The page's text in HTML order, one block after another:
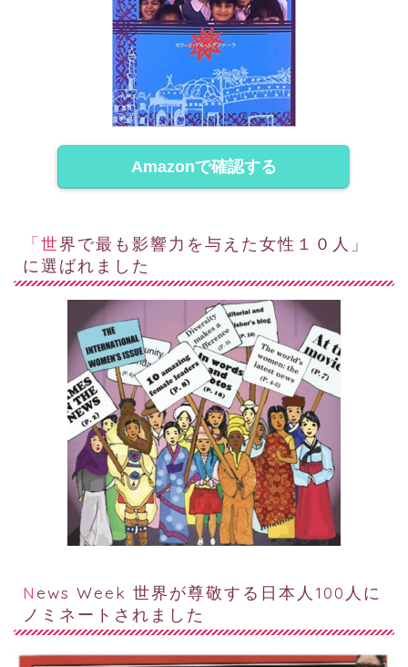
Amazonで確認する
「世界で最も影響力を与えた女性１０人」
に選ばれました
News Week 世界が尊敬する日本人100人に
ノミネートされました